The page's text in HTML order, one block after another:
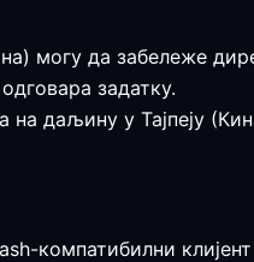
могу да забележе
задатку.
даљину у Тајпеју
компатибилни